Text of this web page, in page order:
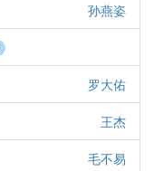
孙燕姿
罗大佑
王杰
毛不易